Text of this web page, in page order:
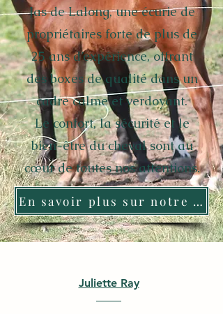
Jas de Lalong, une écurie de
propriétaires forte de plus de
25 ans d’expérience, offrant
des boxes de qualité dans un
cadre calme et verdoyant.
Le confort, la sécurité et le
bien-être du cheval sont au
cœur de toutes nos attentions.
En savoir plus sur notre histoire →
Juliette Ray